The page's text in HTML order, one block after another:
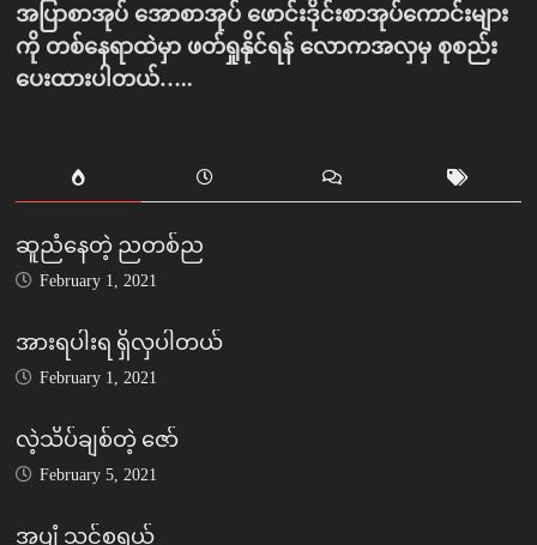
အပြာစာအုပ် အောစာအုပ် ဖောင်းဒိုင်းစာအုပ်ကောင်းများ
ကို တစ်နေရာထဲမှာ ဖတ်ရှုနိုင်ရန် လောကအလှမှ စုစည်း
ပေးထားပါတယ်…..
ဆူညံနေတဲ့ ညတစ်ည
February 1, 2021
အားရပါးရ ရှိလှပါတယ်
February 1, 2021
လဲ့သိပ်ချစ်တဲ့ ဇော်
February 5, 2021
အပျံ သင်စရွယ်